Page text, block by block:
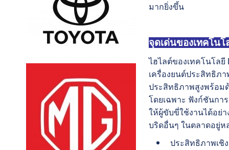
มากยิ่งขึ้น
จุดเด่นของเทคโน
ไฮไลต์ของเทคโนโล
เครื่องยนต์ประสิทธิภ
ประสิทธิภาพสูงพร้อม
โดยเฉพาะ ฟังก์ชันกา
ให้ผู้ขับขี่ใช้งานได้อย่า
บริดอื่นๆ ในตลาดอยู่ห
ประสิทธิภาพเชิ